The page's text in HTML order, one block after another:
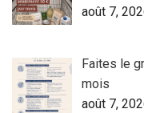
août 7,
Faites le
mois
août 7,